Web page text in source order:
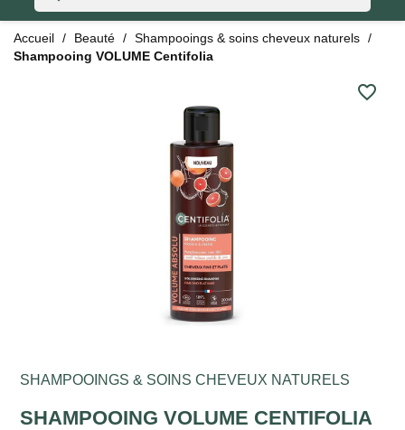
Accueil Beauté
Shampooings & soins cheveux naturels
Shampooing VOLUME Centifolia
favorite_border
SHAMPOOINGS & SOINS CHEVEUX NATURELS
SHAMPOOING VOLUME CENTIFOLIA